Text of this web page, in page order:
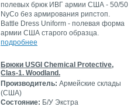
полевых брюк ИВГ армии США - 50/50
NyCo без армирования рипстоп.
Battle Dress Uniform - полевая форма
армии США старого образца.
подробнее
Брюки USGI Chemical Protective,
Clas-1. Woodland.
Производитель: Армейские склады
(США)
Состояние: Б/У Экстра